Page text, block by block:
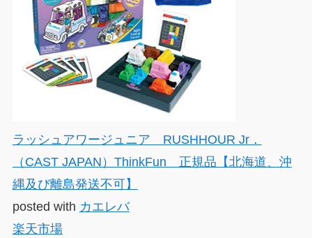
ラッシュアワージュニア RUSHHOUR Jr．
（CAST JAPAN）ThinkFun 正規品【北海道、沖
縄及び離島発送不可】
posted with カエレバ
楽天市場